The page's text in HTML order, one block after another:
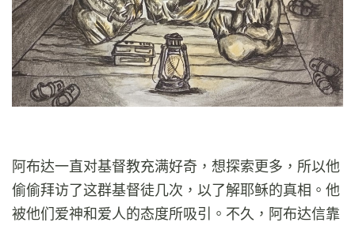
阿布达一直对基督教充满好奇，想探索更多，所以他
偷偷拜访了这群基督徒几次，以了解耶稣的真相。他
被他们爱神和爱人的态度所吸引。不久，阿布达信靠